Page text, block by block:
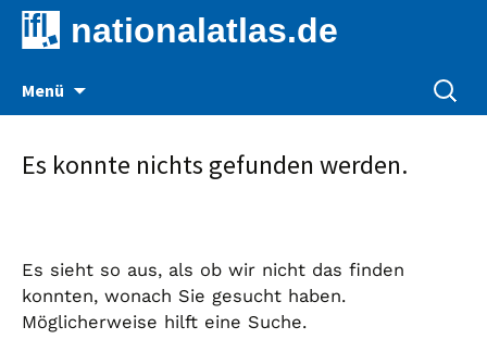
nationalatlas.de
Menü
Suche
nach:
Es konnte nichts gefunden werden.
Es sieht so aus, als ob wir nicht das finden
konnten, wonach Sie gesucht haben.
Möglicherweise hilft eine Suche.